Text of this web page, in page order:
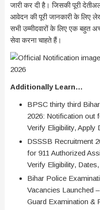
जारी कर दी है। जिसकी पूरी
आवेदन की पूरी जानकारी के लिए
सभी उम्मीदवारों के लिए एक बहुत
सेवा करना चाहते हैं।
Additionally Learn…
BPSC thirty third
2026: Notification out
Verify Eligibility,
DSSSB Recruitment
for 911 Authorized
Verify Eligibility,
Bihar Police
Vacancies Launched
Guard Examination &